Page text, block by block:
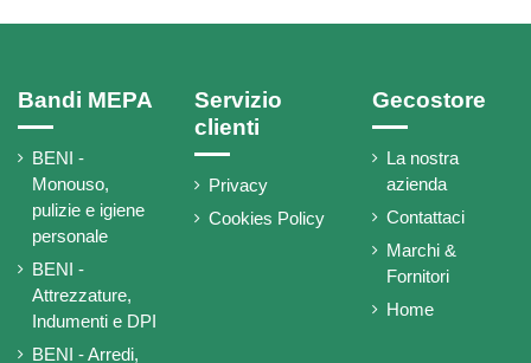
Bandi MEPA
BENI -
Monouso,
pulizie e igiene
personale
BENI -
Attrezzature,
Indumenti e DPI
BENI - Arredi,
Servizio
clienti
Privacy
Cookies Policy
Gecostore
La nostra
azienda
Contattaci
Marchi &
Fornitori
Home